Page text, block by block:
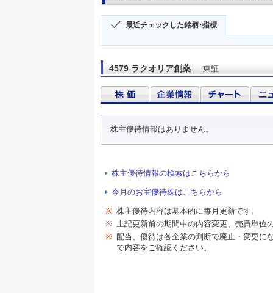
最近チェックした銘柄･指標
4579 ラクオリア創薬 東証
株主優待情報はありません。
株主優待情報の検索はこちらから
今月のお宝優待株はこちらから
※ 株主優待内容は基本的に毎月更新です。
※ 上記更新前の期間中の内容変更、売買単位
※ 配当、優待は各企業の判断で廃止・変更に
で内容をご確認ください。